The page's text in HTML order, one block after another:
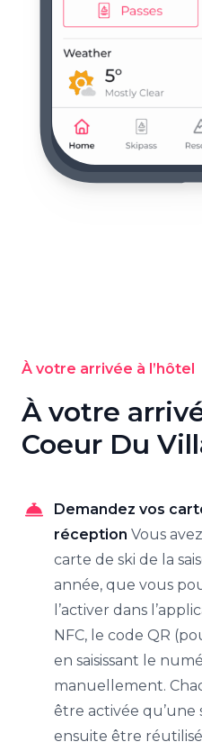
À votre arrivée à l’hôtel
À votre
Coeur Du
Demandez vos
réception Vous
carte de ski de la
année, que vous
l’activer dans
NFC, le code QR
en saisissant le
manuellement.
être activée qu’une
ensuite être